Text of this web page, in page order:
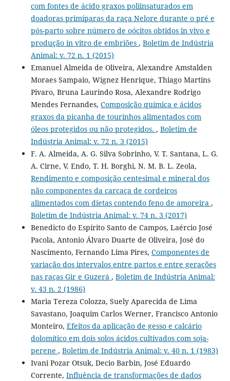
com fontes de ácido graxos poliinsaturados em
doadoras primíparas da raça Nelore durante o pré e
pós-parto sobre número de oócitos obtidos in vivo e
produção in vitro de embriões , Boletim de Indústria
Animal: v. 72 n. 1 (2015)
Emanuel Almeida de Oliveira, Alexandre Amstalden
Moraes Sampaio, Wignez Henrique, Thiago Martins
Pivaro, Bruna Laurindo Rosa, Alexandre Rodrigo
Mendes Fernandes, Composição química e ácidos
graxos da picanha de tourinhos alimentados com
óleos protegidos ou não protegidos. , Boletim de
Indústria Animal: v. 72 n. 3 (2015)
F. A. Almeida, A. G. Silva Sobrinho, V. T. Santana, L. G.
A. Cirne, V. Endo, T. H. Borghi, N. M. B. L. Zeola,
Rendimento e composição centesimal e mineral dos
não componentes da carcaça de cordeiros
alimentados com dietas contendo feno de amoreira ,
Boletim de Indústria Animal: v. 74 n. 3 (2017)
Benedicto do Espírito Santo de Campos, Laércio José
Pacola, Antonio Álvaro Duarte de Oliveira, José do
Nascimento, Fernando Lima Pires, Componentes de
variação dos intervalos entre partos e entre gerações
nas raças Gir e Guzerá , Boletim de Indústria Animal:
v. 43 n. 2 (1986)
Maria Tereza Colozza, Suely Aparecida de Lima
Savastano, Joaquim Carlos Werner, Francisco Antonio
Monteiro, Efeitos da aplicação de gesso e calcário
dolomítico em dois solos ácidos cultivados com soja-
perene , Boletim de Indústria Animal: v. 40 n. 1 (1983)
Ivani Pozar Otsuk, Decio Barbin, José Eduardo
Corrente, Influência de transformações de dados